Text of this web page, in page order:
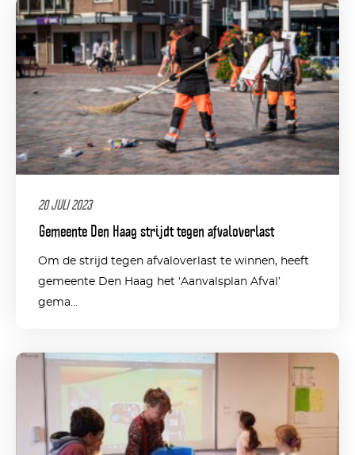
20 JULI 2023
Gemeente Den Haag strijdt tegen afvaloverlast
Om de strijd tegen afvaloverlast te winnen, heeft
gemeente Den Haag het ‘Aanvalsplan Afval’
gema...